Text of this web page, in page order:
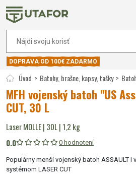
DOPRAVA OD 100€ ZADARMO
Úvod Batohy, brašne, kapsy, tašky
MFH vojenský batoh "US
CUT, 30 L
Laser MOLLE | 30L | 1,2 kg
0.0
0 hodnotení
Populárny menší vojenský batoh ASSAULT I
systémom LASER CUT